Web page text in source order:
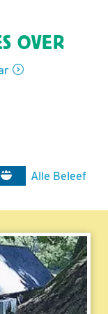
OVER
Alle Beleef